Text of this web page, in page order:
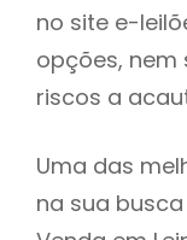
no site e-
opções, nem
riscos a
Uma das
na sua